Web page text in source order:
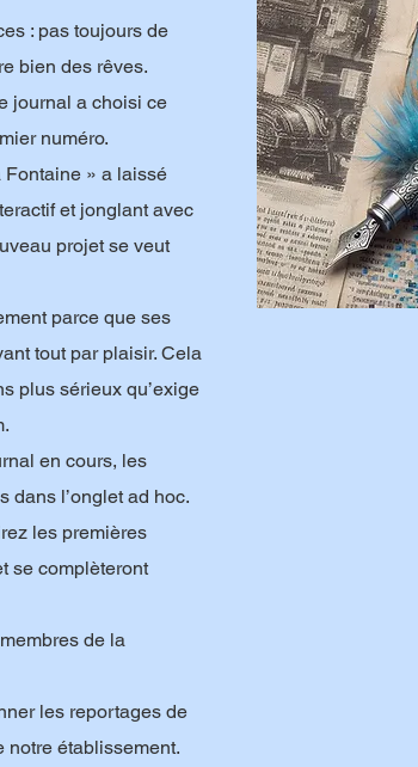
: pas toujours de
bien des rêves.
journal a choisi ce
numéro.
Fontaine » a laissé
et jonglant avec
projet se veut
parce que ses
tout par plaisir. Cela
plus sérieux qu’exige
en cours, les
dans l’onglet ad hoc.
les premières
se complèteront
de la
les reportages de
notre établissement.